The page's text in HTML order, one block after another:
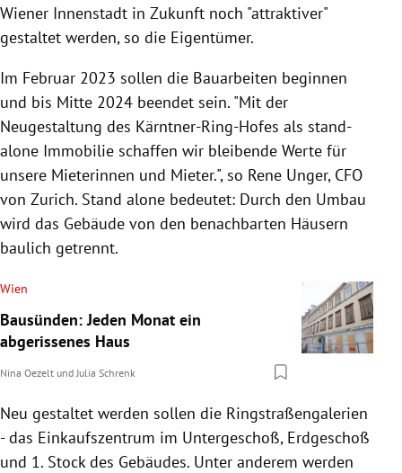
Wiener Innenstadt in Zukunft noch "attraktiver"
gestaltet werden, so die Eigentümer.
Im Februar 2023 sollen die Bauarbeiten beginnen
und bis Mitte 2024 beendet sein. "Mit der
Neugestaltung des Kärntner-Ring-Hofes als stand-
alone Immobilie schaffen wir bleibende Werte für
unsere Mieterinnen und Mieter.", so Rene Unger, CFO
von Zurich. Stand alone bedeutet: Durch den Umbau
wird das Gebäude von den benachbarten Häusern
baulich getrennt.
Wien
Bausünden: Jeden Monat ein
abgerissenes Haus
Nina Oezelt und Julia Schrenk
Neu gestaltet werden sollen die Ringstraßengalerien
- das Einkaufszentrum im Untergeschoß, Erdgeschoß
und 1. Stock des Gebäudes. Unter anderem werden